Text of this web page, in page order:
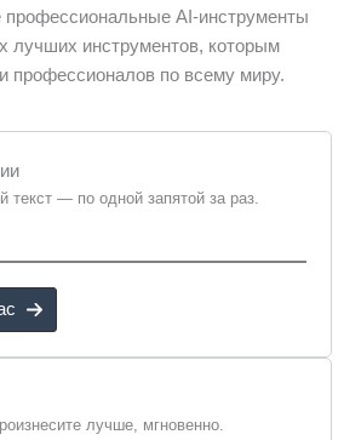
AI-инструменты
лучших инструментов, которым
профессионалов по всему миру.
текст — по одной запятой за раз.
лучше, мгновенно.